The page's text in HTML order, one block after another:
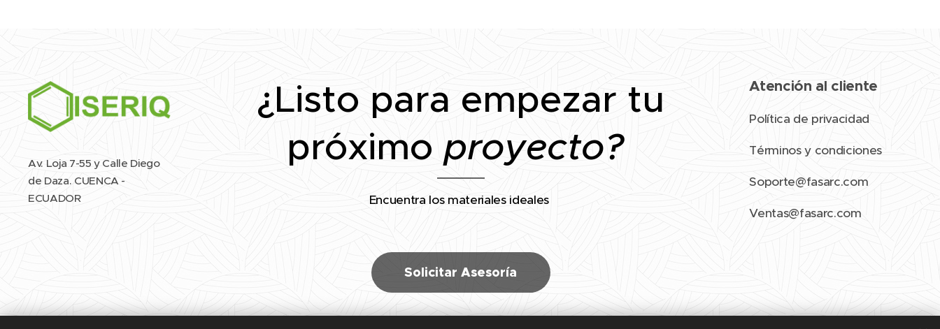
Av. Loja 7-55 y Calle Diego
de Daza. CUENCA -
ECUADOR
¿Listo para empezar tu
próximo proyecto?
Encuentra los materiales ideales
Solicitar Asesoría
Atención al cliente
Política de privacidad
Términos y condiciones
Soporte@fasarc.com
Ventas@fasarc.com